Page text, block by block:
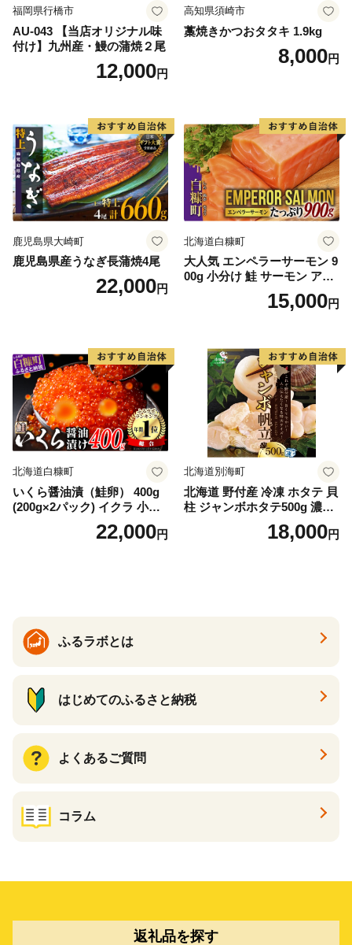
福岡県行橋市
AU-043 【当店オリジナル味
付け】九州産・鰻の蒲焼２尾
12,000円
高知県須崎市
藁焼きかつおタタキ 1.9kg
8,000円
鹿児島県大崎町
鹿児島県産うなぎ長蒲焼4尾
22,000円
北海道白糠町
大人気 エンペラーサーモン 9
00g 小分け 鮭 サーモン アト
ランティックサーモン 水産
庁長官賞 受賞 さけ シャケ し
満足 美味しい 贈答 生食用 刺
身 お刺身 刺し身 魚介類 海鮮
冷凍 厚切り 薄切り ふるさと
納税 ふるさとチョイス チョ
イス 北海道 白糠町
15,000円
北海道白糠町
いくら醤油漬（鮭卵） 400g
(200g×2パック) イクラ 小分
け いくら醤油漬 鮭いくら い
くら醤油漬け 鮭 鮭卵 ikura
22,000円
北海道別海町
北海道 野付産 冷凍 ホタテ 貝
柱 ジャンボホタテ500g 濃厚
な旨味と甘み （ほたて ホタ
テ 帆立 貝柱 ホタテ貝柱 大玉
18,000円
ふるラボとは
はじめてのふるさと納税
よくあるご質問
コラム
返礼品を探す